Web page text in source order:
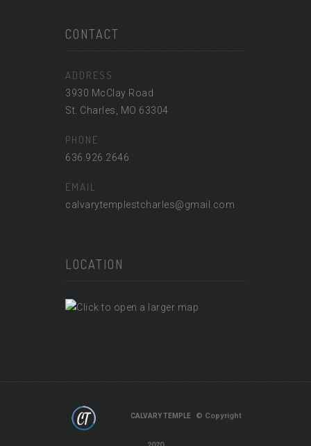
CONTACT
ADDRESS
3930 McClay Road
St. Charles, MO 63304
PHONE
636.926.2646
EMAIL
calvarytemplestcharles@gmail.com
LOCATION
CALVARY TEMPLE © Copyright